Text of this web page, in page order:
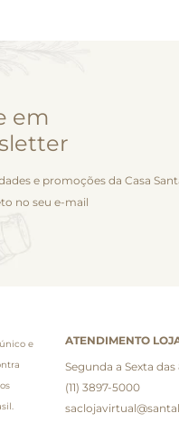
em
e promoções da Casa
no seu e-mail
e
ATENDIMENTO
Segunda a Sexta das
(11) 3897-5000